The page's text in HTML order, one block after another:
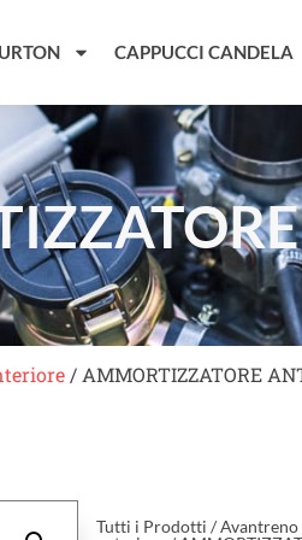
CAPPUCCI CANDELA
/ AMMORTIZZATORE
Tutti i Prodotti /